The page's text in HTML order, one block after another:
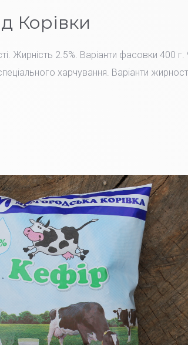
Корівки
Жирність 2.5%. Варіанти фасовки 400 г.
харчування. Варіанти